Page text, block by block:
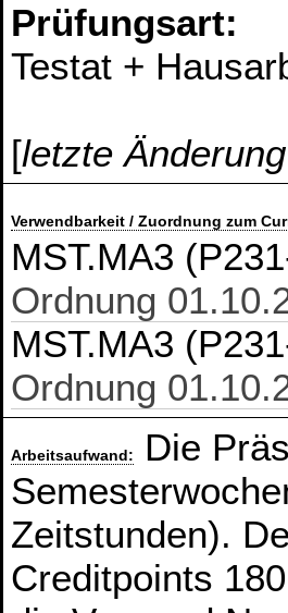
Prüfungsart:
Testat +
[letzte
Verwendbarkeit / Zuordnung zum
MST.MA3
Ordnung
MST.MA3
Ordnung
Arbeitsaufwand:
Die
Zeitstunden).
Creditpoints